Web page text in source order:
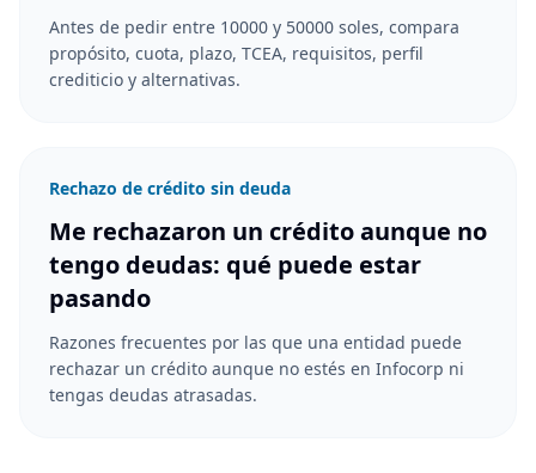
Antes de pedir entre 10000 y 50000 soles, compara
propósito, cuota, plazo, TCEA, requisitos, perfil
crediticio y alternativas.
Rechazo de crédito sin deuda
Me rechazaron un crédito aunque no
tengo deudas: qué puede estar
pasando
Razones frecuentes por las que una entidad puede
rechazar un crédito aunque no estés en Infocorp ni
tengas deudas atrasadas.